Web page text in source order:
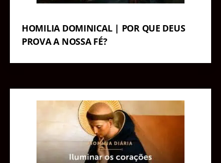
HOMILIA DOMINICAL | POR QUE DEUS
PROVA A NOSSA FÉ?